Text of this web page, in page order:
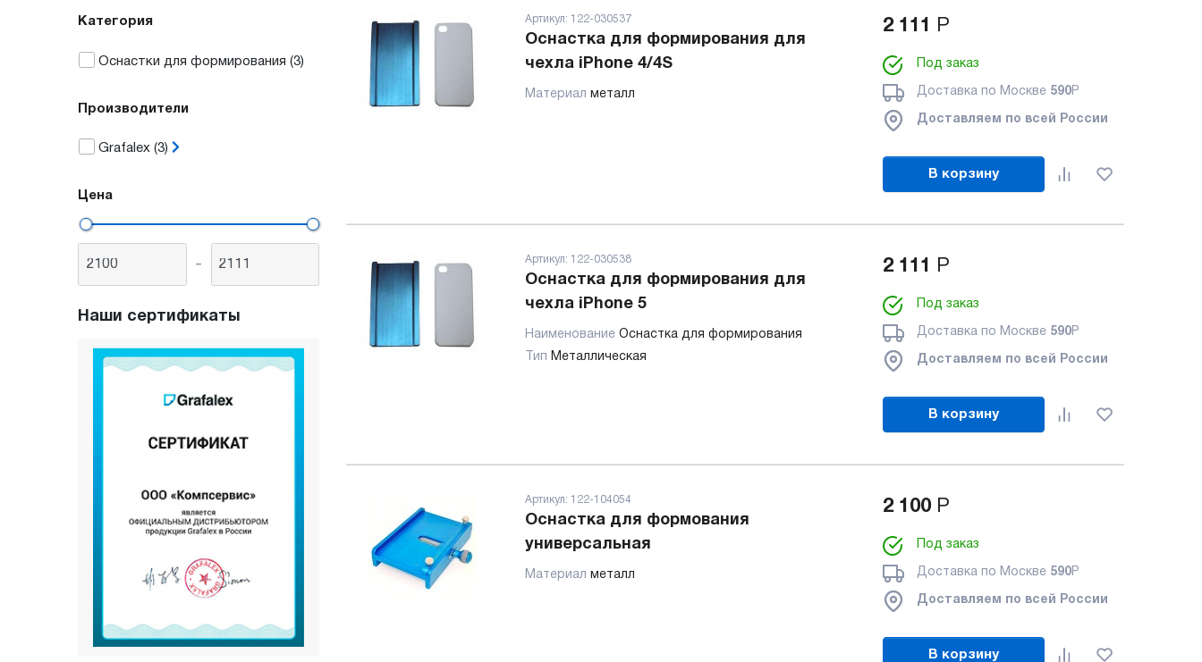
Категория
Оснастки для формирования (3)
Производители
Grafalex (3)
Цена
-
Наши сертификаты
Артикул: 122-030537
Оснастка для формирования для
чехла iPhone 4/4S
Материал металл
2 111 Р
Под заказ
Доставка по Москве 590Р
Доставляем по всей России
В корзину
Артикул: 122-030538
Оснастка для формирования для
чехла iPhone 5
Наименование Оснастка для формирования
Тип Металлическая
2 111 Р
Под заказ
Доставка по Москве 590Р
Доставляем по всей России
В корзину
Артикул: 122-104054
Оснастка для формования
универсальная
Материал металл
2 100 Р
Под заказ
Доставка по Москве 590Р
Доставляем по всей России
В корзину